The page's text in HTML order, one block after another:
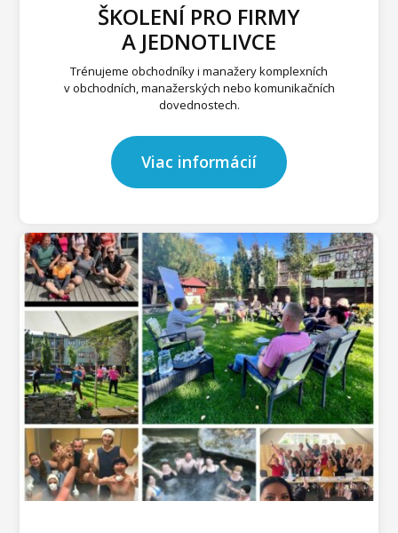
ŠKOLENÍ PRO FIRMY
A JEDNOTLIVCE
Trénujeme obchodníky i manažery komplexních
v obchodních, manažerských nebo komunikačních
dovednostech.
Viac informácií